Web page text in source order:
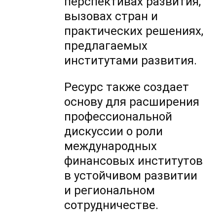
вызовах стран и
практических решениях,
предлагаемых
институтами развития.
Ресурс также создает
основу для расширения
профессиональной
дискуссии о роли
международных
финансовых институтов
в устойчивом развитии
и региональном
сотрудничестве.